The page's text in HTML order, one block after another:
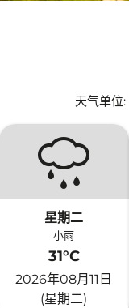
天气单位:
星期二
小雨
31°C
2026年08月11日
(星期二)